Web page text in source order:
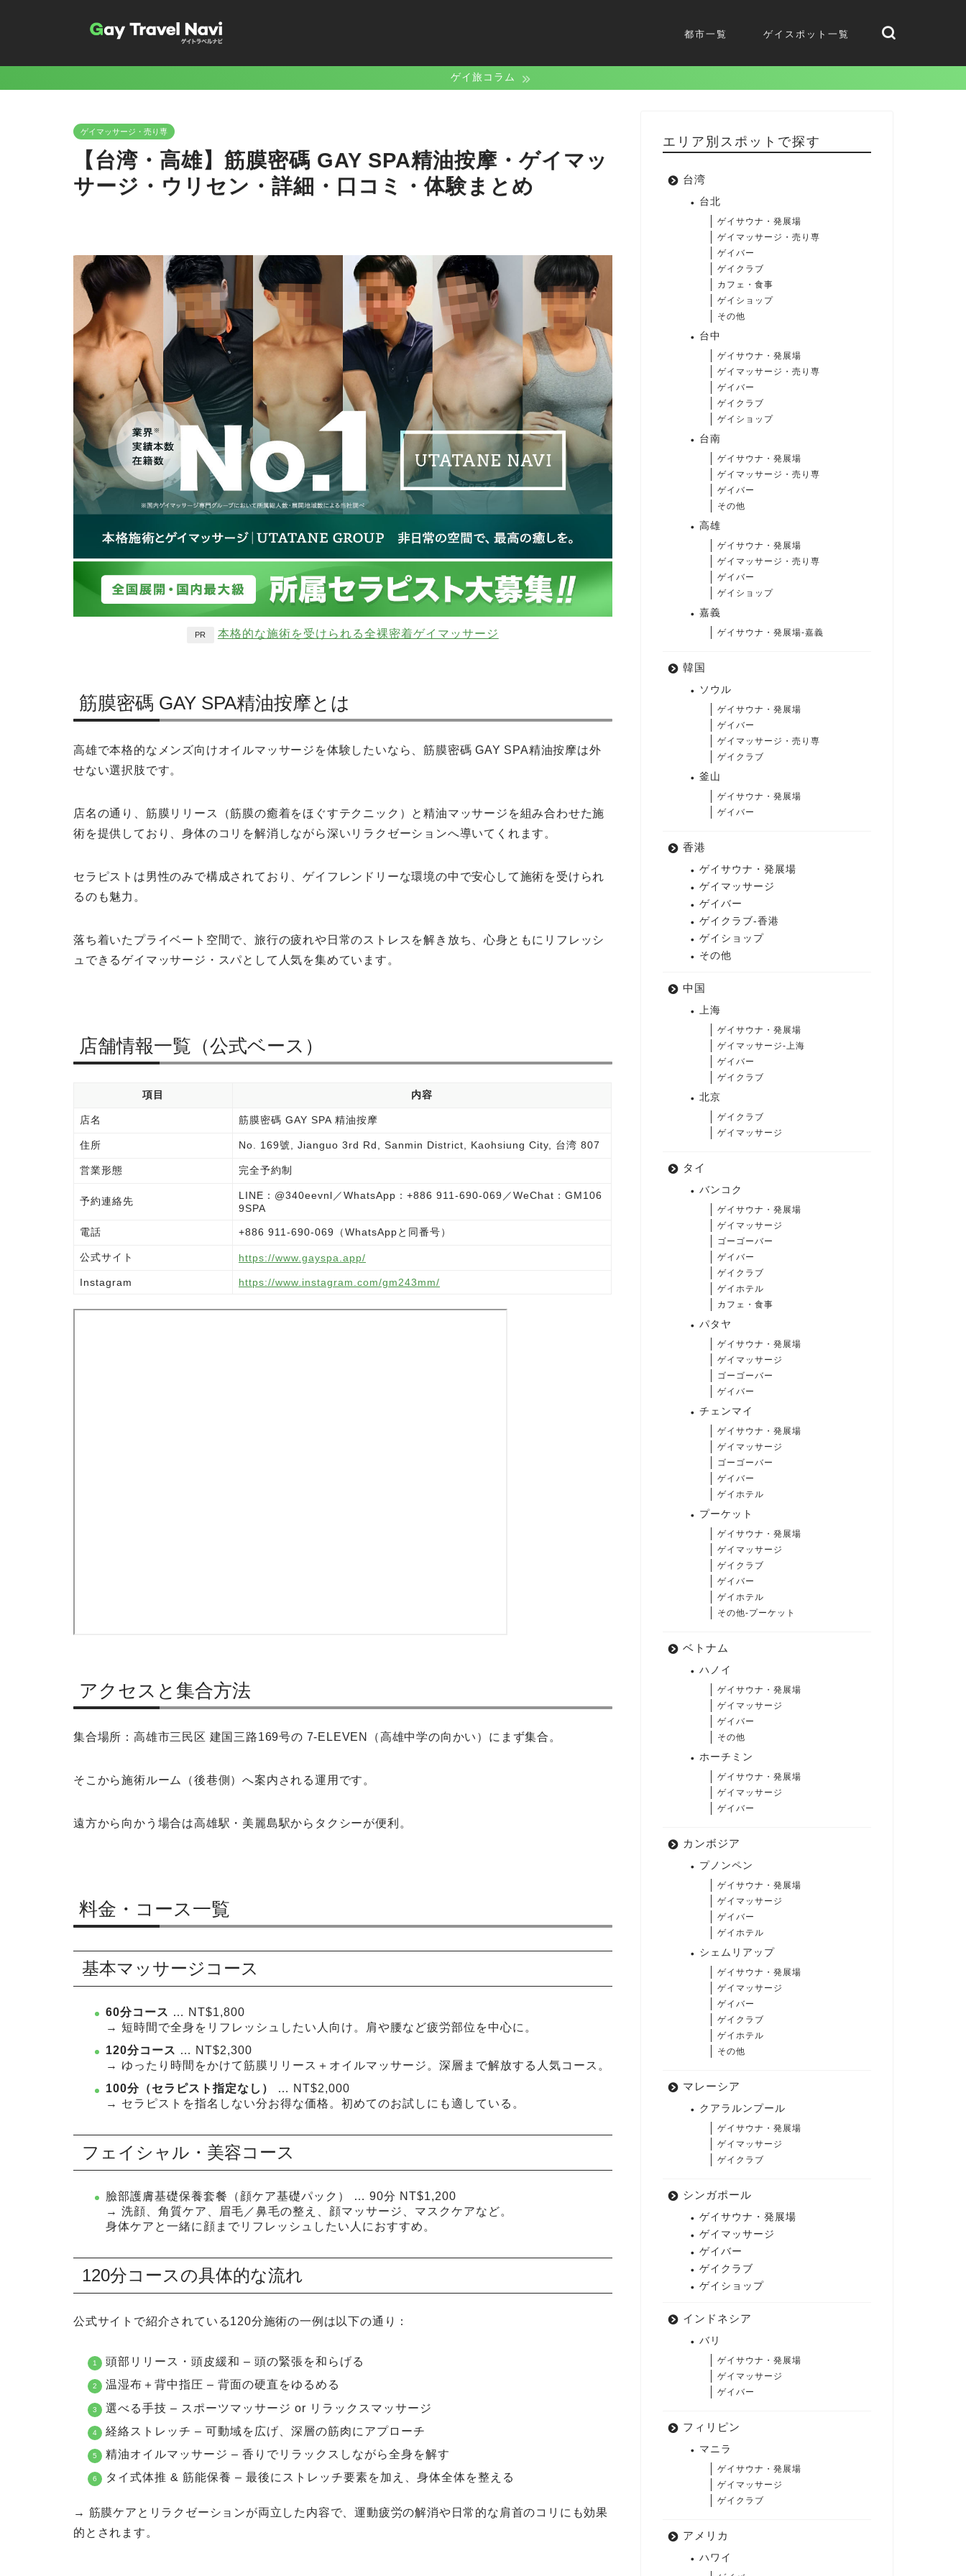
都市一覧 ゲイスポット一覧
ゲイ旅コラム
ゲイマッサージ・売り専
【台湾・高雄】筋膜密碼 GAY SPA精油按摩・ゲイマッ
サージ・ウリセン・詳細・口コミ・体験まとめ
PR 本格的な施術を受けられる全裸密着ゲイマッサージ
筋膜密碼 GAY SPA精油按摩とは
高雄で本格的なメンズ向けオイルマッサージを体験したいなら、筋膜密碼 GAY SPA精油按摩は外
せない選択肢です。
店名の通り、筋膜リリース（筋膜の癒着をほぐすテクニック）と精油マッサージを組み合わせた施
術を提供しており、身体のコリを解消しながら深いリラクゼーションへ導いてくれます。
セラピストは男性のみで構成されており、ゲイフレンドリーな環境の中で安心して施術を受けられ
るのも魅力。
落ち着いたプライベート空間で、旅行の疲れや日常のストレスを解き放ち、心身ともにリフレッシ
ュできるゲイマッサージ・スパとして人気を集めています。
店舗情報一覧（公式ベース）
項目 内容
店名 筋膜密碼 GAY SPA 精油按摩
住所 No. 169號, Jianguo 3rd Rd, Sanmin District, Kaohsiung City, 台湾 807
営業形態 完全予約制
予約連絡先
LINE：@340eevnl／WhatsApp：+886 911-690-069／WeChat：GM106
9SPA
電話 +886 911-690-069（WhatsAppと同番号）
公式サイト https://www.gayspa.app/
Instagram https://www.instagram.com/gm243mm/
アクセスと集合方法
集合場所：高雄市三民区 建国三路169号の 7-ELEVEN（高雄中学の向かい）にまず集合。
そこから施術ルーム（後巷側）へ案内される運用です。
遠方から向かう場合は高雄駅・美麗島駅からタクシーが便利。
料金・コース一覧
基本マッサージコース
60分コース … NT$1,800
→ 短時間で全身をリフレッシュしたい人向け。肩や腰など疲労部位を中心に。
120分コース … NT$2,300
→ ゆったり時間をかけて筋膜リリース＋オイルマッサージ。深層まで解放する人気コース。
100分（セラピスト指定なし）
… NT$2,000
→ セラピストを指名しない分お得な価格。初めてのお試しにも適している。
フェイシャル・美容コース
臉部護膚基礎保養套餐（顔ケア基礎パック） … 90分 NT$1,200
→ 洗顔、角質ケア、眉毛／鼻毛の整え、顔マッサージ、マスクケアなど。
身体ケアと一緒に顔までリフレッシュしたい人におすすめ。
120分コースの具体的な流れ
公式サイトで紹介されている120分施術の一例は以下の通り：
頭部リリース・頭皮緩和 – 頭の緊張を和らげる
温湿布＋背中指圧 – 背面の硬直をゆるめる
選べる手技 – スポーツマッサージ or リラックスマッサージ
経絡ストレッチ – 可動域を広げ、深層の筋肉にアプローチ
精油オイルマッサージ – 香りでリラックスしながら全身を解す
タイ式体推 & 筋能保養 – 最後にストレッチ要素を加え、身体全体を整える
→ 筋膜ケアとリラクゼーションが両立した内容で、運動疲労の解消や日常的な肩首のコリにも効果
的とされます。
エリア別スポットで探す
台湾
台北
ゲイサウナ・発展場
ゲイマッサージ・売り専
ゲイバー
ゲイクラブ
カフェ・食事
ゲイショップ
その他
台中
ゲイサウナ・発展場
ゲイマッサージ・売り専
ゲイバー
ゲイクラブ
ゲイショップ
台南
ゲイサウナ・発展場
ゲイマッサージ・売り専
ゲイバー
その他
高雄
ゲイサウナ・発展場
ゲイマッサージ・売り専
ゲイバー
ゲイショップ
嘉義
ゲイサウナ・発展場-嘉義
韓国
ソウル
ゲイサウナ・発展場
ゲイバー
ゲイマッサージ・売り専
ゲイクラブ
釜山
ゲイサウナ・発展場
ゲイバー
香港
ゲイサウナ・発展場
ゲイマッサージ
ゲイバー
ゲイクラブ-香港
ゲイショップ
その他
中国
上海
ゲイサウナ・発展場
ゲイマッサージ-上海
ゲイバー
ゲイクラブ
北京
ゲイクラブ
ゲイマッサージ
タイ
バンコク
ゲイサウナ・発展場
ゲイマッサージ
ゴーゴーバー
ゲイバー
ゲイクラブ
ゲイホテル
カフェ・食事
パタヤ
ゲイサウナ・発展場
ゲイマッサージ
ゴーゴーバー
ゲイバー
チェンマイ
ゲイサウナ・発展場
ゲイマッサージ
ゴーゴーバー
ゲイバー
ゲイホテル
プーケット
ゲイサウナ・発展場
ゲイマッサージ
ゲイクラブ
ゲイバー
ゲイホテル
その他-プーケット
ベトナム
ハノイ
ゲイサウナ・発展場
ゲイマッサージ
ゲイバー
その他
ホーチミン
ゲイサウナ・発展場
ゲイマッサージ
ゲイバー
カンボジア
プノンペン
ゲイサウナ・発展場
ゲイマッサージ
ゲイバー
ゲイホテル
シェムリアップ
ゲイサウナ・発展場
ゲイマッサージ
ゲイバー
ゲイクラブ
ゲイホテル
その他
マレーシア
クアラルンプール
ゲイサウナ・発展場
ゲイマッサージ
ゲイクラブ
シンガポール
ゲイサウナ・発展場
ゲイマッサージ
ゲイバー
ゲイクラブ
ゲイショップ
インドネシア
バリ
ゲイサウナ・発展場
ゲイマッサージ
ゲイバー
フィリピン
マニラ
ゲイサウナ・発展場
ゲイマッサージ
ゲイクラブ
アメリカ
ハワイ